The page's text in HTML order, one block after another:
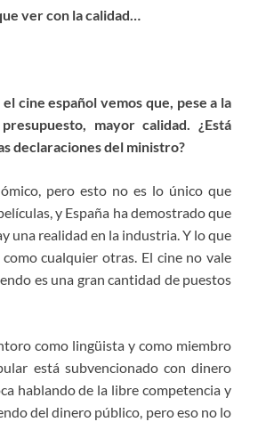
ver con la calidad…
cine español vemos que, pese a la
mayor calidad. ¿Está
declaraciones del ministro?
pero esto no es lo único que
y España ha demostrado que
una realidad en la industria. Y lo que
cualquier otras. El cine no vale
es una gran cantidad de puestos
como lingüista y como miembro
está subvencionado con dinero
hablando de la libre competencia y
del dinero público, pero eso no lo